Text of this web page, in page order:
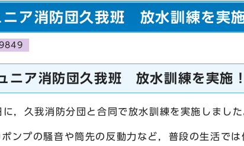
ニア消防団久我班 放水訓練を実施
ニア消防団久我班 放水訓練を実施！
，久我消防分団と合同で放水訓練を実施しました
ンプの騒音や筒先の反動力など，普段の生活で